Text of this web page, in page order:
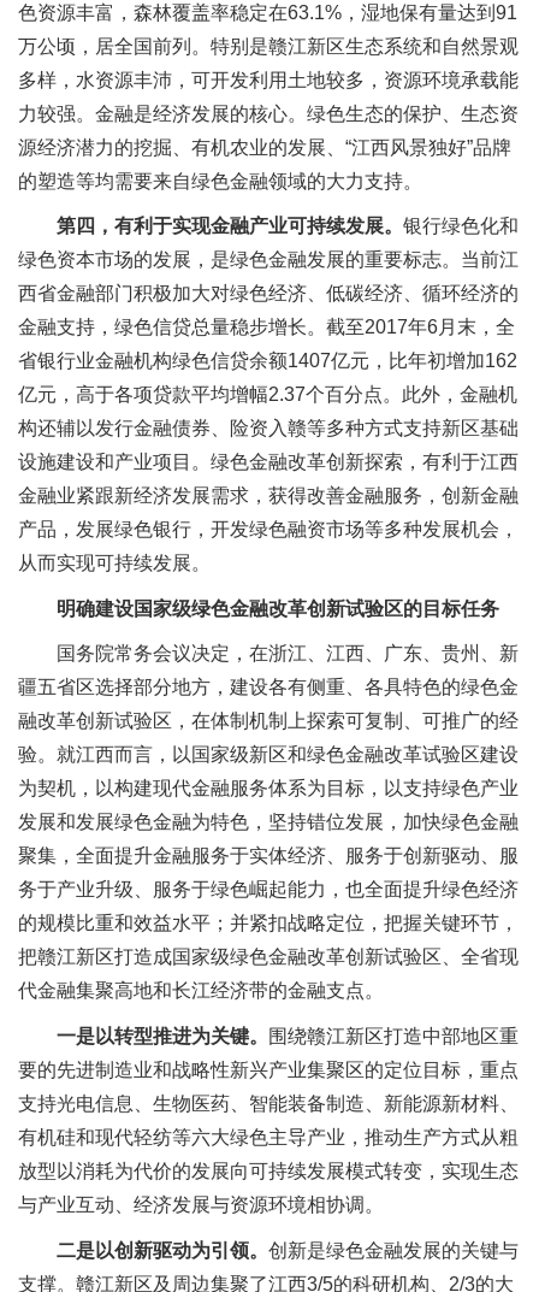
色资源丰富，森林覆盖率稳定在63.1%，湿地保有量达到91
万公顷，居全国前列。特别是赣江新区生态系统和自然景观
多样，水资源丰沛，可开发利用土地较多，资源环境承载能
力较强。金融是经济发展的核心。绿色生态的保护、生态资
源经济潜力的挖掘、有机农业的发展、“江西风景独好”品牌
的塑造等均需要来自绿色金融领域的大力支持。
第四，有利于实现金融产业可持续发展。 银行绿色化和
绿色资本市场的发展，是绿色金融发展的重要标志。当前江
西省金融部门积极加大对绿色经济、低碳经济、循环经济的
金融支持，绿色信贷总量稳步增长。截至2017年6月末，全
省银行业金融机构绿色信贷余额1407亿元，比年初增加162
亿元，高于各项贷款平均增幅2.37个百分点。此外，金融机
构还辅以发行金融债券、险资入赣等多种方式支持新区基础
设施建设和产业项目。绿色金融改革创新探索，有利于江西
金融业紧跟新经济发展需求，获得改善金融服务，创新金融
产品，发展绿色银行，开发绿色融资市场等多种发展机会，
从而实现可持续发展。
明确建设国家级绿色金融改革创新试验区的目标任务
国务院常务会议决定，在浙江、江西、广东、贵州、新
疆五省区选择部分地方，建设各有侧重、各具特色的绿色金
融改革创新试验区，在体制机制上探索可复制、可推广的经
验。就江西而言，以国家级新区和绿色金融改革试验区建设
为契机，以构建现代金融服务体系为目标，以支持绿色产业
发展和发展绿色金融为特色，坚持错位发展，加快绿色金融
聚集，全面提升金融服务于实体经济、服务于创新驱动、服
务于产业升级、服务于绿色崛起能力，也全面提升绿色经济
的规模比重和效益水平；并紧扣战略定位，把握关键环节，
把赣江新区打造成国家级绿色金融改革创新试验区、全省现
代金融集聚高地和长江经济带的金融支点。
一是以转型推进为关键。
围绕赣江新区打造中部地区重
要的先进制造业和战略性新兴产业集聚区的定位目标，重点
支持光电信息、生物医药、智能装备制造、新能源新材料、
有机硅和现代轻纺等六大绿色主导产业，推动生产方式从粗
放型以消耗为代价的发展向可持续发展模式转变，实现生态
与产业互动、经济发展与资源环境相协调。
二是以创新驱动为引领。 创新是绿色金融发展的关键与
支撑。赣江新区及周边集聚了江西3/5的科研机构、2/3的大